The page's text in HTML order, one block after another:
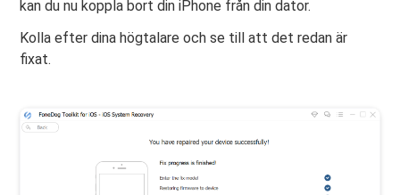
kan du nu koppla bort din iPhone från din dator.
Kolla efter dina högtalare och se till att det redan är
fixat.